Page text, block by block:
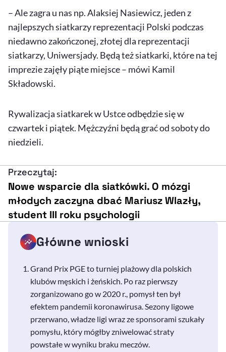
– Ale zagra u nas np. Alaksiej Nasiewicz, jeden z
najlepszych siatkarzy reprezentacji Polski podczas
niedawno zakończonej, złotej dla reprezentacji
siatkarzy, Uniwersjady. Będą też siatkarki, które na tej
imprezie zajęły piąte miejsce – mówi Kamil
Składowski.
Rywalizacja siatkarek w Ustce odbędzie się w
czwartek i piątek. Mężczyźni będą grać od soboty do
niedzieli.
Przeczytaj:
Nowe wsparcie dla siatkówki. O mózgi
młodych zaczyna dbać Mariusz Wlazły,
student III roku psychologii
Główne wnioski
Grand Prix PGE to turniej plażowy dla polskich
klubów męskich i żeńskich. Po raz pierwszy
zorganizowano go w 2020 r., pomysł ten był
efektem pandemii koronawirusa. Sezony ligowe
przerwano, władze ligi wraz ze sponsorami szukały
pomysłu, który mógłby zniwelować straty
powstałe w wyniku braku meczów.